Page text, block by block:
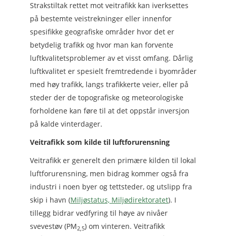
Strakstiltak rettet mot veitrafikk kan iverksettes
på bestemte veistrekninger eller innenfor
spesifikke geografiske områder hvor det er
betydelig trafikk og hvor man kan forvente
luftkvalitetsproblemer av et visst omfang. Dårlig
luftkvalitet er spesielt fremtredende i byområder
med høy trafikk, langs trafikkerte veier, eller på
steder der de topografiske og meteorologiske
forholdene kan føre til at det oppstår inversjon
på kalde vinterdager.
Veitrafikk som kilde til luftforurensning
Veitrafikk er generelt den primære kilden til lokal
luftforurensning, men bidrag kommer også fra
industri i noen byer og tettsteder, og utslipp fra
skip i havn (Miljøstatus, Miljødirektoratet). I
tillegg bidrar vedfyring til høye av nivåer
svevestøv (PM2,5) om vinteren. Veitrafikk